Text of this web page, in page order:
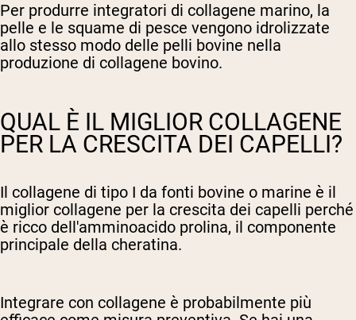
Per produrre integratori di collagene marino, la
pelle e le squame di pesce vengono idrolizzate
allo stesso modo delle pelli bovine nella
produzione di collagene bovino.
QUAL È IL MIGLIOR COLLAGENE
PER LA CRESCITA DEI CAPELLI?
Il collagene di tipo I da fonti bovine o marine è il
miglior collagene per la crescita dei capelli perché
è ricco dell'amminoacido prolina, il componente
principale della cheratina.
Integrare con collagene è probabilmente più